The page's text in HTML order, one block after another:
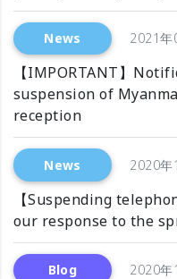
News 2021年
【IMPORTANT】
suspension of
reception
News 2020年
【Suspending
our response to the
Blog 2020年